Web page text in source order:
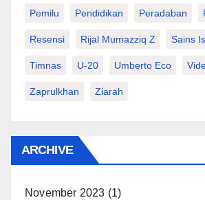
Pemilu Pendidikan Peradaban
Resensi Rijal Mumazziq Z Sains
Timnas U-20 Umberto Eco
Zaprulkhan Ziarah
ARCHIVE
November 2023 (1)